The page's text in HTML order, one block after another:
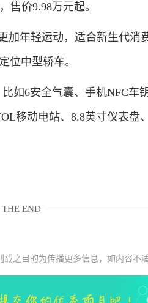
售价9.98万元起。
年轻运动，适合新生代消
位中型轿车。
6安全气囊、手机NFC车
移动电站、8.8英寸仪表盘
THE END
之目的为传播更多信息，如内容不